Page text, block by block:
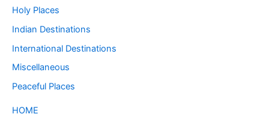
Holy Places
Indian Destinations
International Destinations
Miscellaneous
Peaceful Places
HOME